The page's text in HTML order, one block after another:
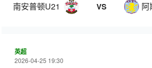
南安普顿U21 VS 阿
英超
2026-04-25 19:30